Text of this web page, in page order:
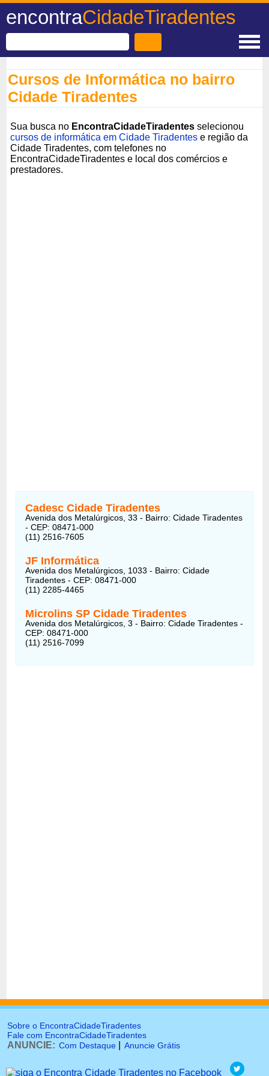
encontraCidadeTiradentes
Cursos de Informática no bairro
Cidade Tiradentes
Sua busca no EncontraCidadeTiradentes selecionou
cursos de informática em Cidade Tiradentese região da
Cidade Tiradentes, com telefones no
EncontraCidadeTiradentes e local dos comércios e
prestadores.
Cadesc Cidade Tiradentes
Avenida dos Metalúrgicos, 33 - Bairro: Cidade Tiradentes
- CEP: 08471-000
(11) 2516-7605
JF Informática
Avenida dos Metalúrgicos, 1033 - Bairro: Cidade
Tiradentes - CEP: 08471-000
(11) 2285-4465
Microlins SP Cidade Tiradentes
Avenida dos Metalúrgicos, 3 - Bairro: Cidade Tiradentes -
CEP: 08471-000
(11) 2516-7099
Sobre o EncontraCidadeTiradentes
Fale com EncontraCidadeTiradentes
ANUNCIE: Com Destaque Anuncie Grátis